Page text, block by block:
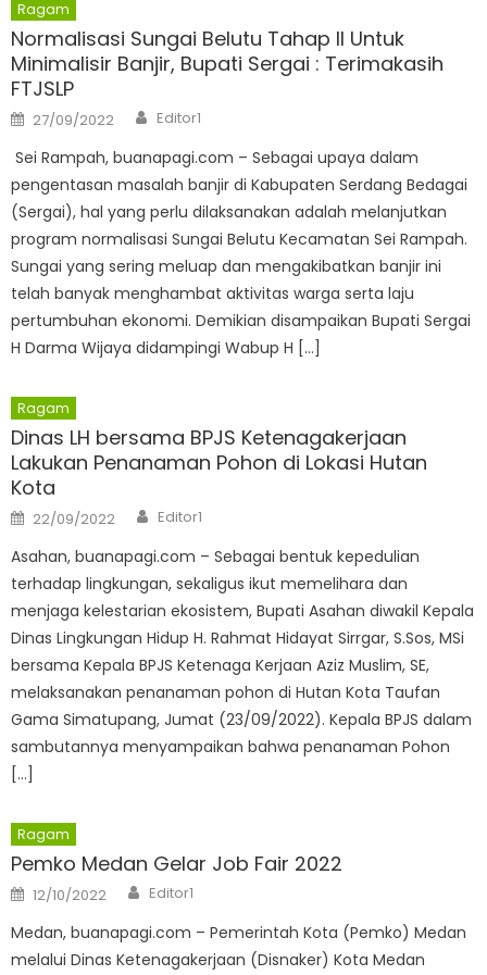
Ragam
Normalisasi Sungai Belutu Tahap II Untuk
Minimalisir Banjir, Bupati Sergai : Terimakasih
FTJSLP
Posted
on
27/09/2022 Author
Editor1
Sei Rampah, buanapagi.com – Sebagai upaya dalam
pengentasan masalah banjir di Kabupaten Serdang Bedagai
(Sergai), hal yang perlu dilaksanakan adalah melanjutkan
program normalisasi Sungai Belutu Kecamatan Sei Rampah.
Sungai yang sering meluap dan mengakibatkan banjir ini
telah banyak menghambat aktivitas warga serta laju
pertumbuhan ekonomi. Demikian disampaikan Bupati Sergai
H Darma Wijaya didampingi Wabup H […]
Ragam
Dinas LH bersama BPJS Ketenagakerjaan
Lakukan Penanaman Pohon di Lokasi Hutan
Kota
Posted
on
22/09/2022 Author
Editor1
Asahan, buanapagi.com – Sebagai bentuk kepedulian
terhadap lingkungan, sekaligus ikut memelihara dan
menjaga kelestarian ekosistem, Bupati Asahan diwakil Kepala
Dinas Lingkungan Hidup H. Rahmat Hidayat Sirrgar, S.Sos, MSi
bersama Kepala BPJS Ketenaga Kerjaan Aziz Muslim, SE,
melaksanakan penanaman pohon di Hutan Kota Taufan
Gama Simatupang, Jumat (23/09/2022). Kepala BPJS dalam
sambutannya menyampaikan bahwa penanaman Pohon
[…]
Ragam
Pemko Medan Gelar Job Fair 2022
Posted
on
12/10/2022 Author
Editor1
Medan, buanapagi.com – Pemerintah Kota (Pemko) Medan
melalui Dinas Ketenagakerjaan (Disnaker) Kota Medan